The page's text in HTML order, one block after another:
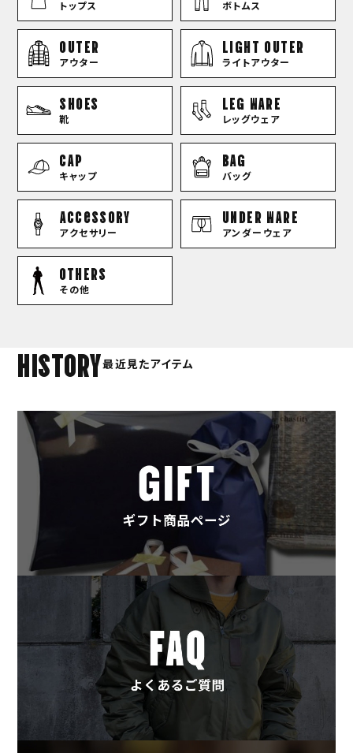
トップス ボトムス
OUTER
アウター
LIGHT OUTER
ライトアウター
SHOES
靴
LEG WARE
レッグウェア
CAP
キャップ
BAG
バッグ
Accessory
アクセサリー
UNDER WARE
アンダーウェア
OTHERS
その他
HISTORY最近見たアイテム